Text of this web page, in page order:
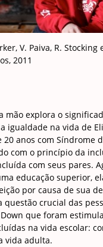
V. Paiva, R. Stocking
2011
mão explora o
igualdade na vida de
20 anos com Síndrome
com o princípio da
com seus pares.
educação superior,
por causa de sua
questão crucial das
que foram
na vida escolar:
vida adulta.